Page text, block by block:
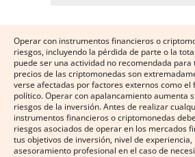
Operar con instrumentos financieros o
riesgos, incluyendo la pérdida de parte o la
puede ser una actividad no recomendada para
precios de las criptomonedas son
verse afectadas por factores externos como el
político. Operar con apalancamiento aumenta
riesgos de la inversión. Antes de realizar
instrumentos financieros o criptomonedas
riesgos asociados de operar en los mercados
tus objetivos de inversión, nivel de
asesoramiento profesional en el caso de